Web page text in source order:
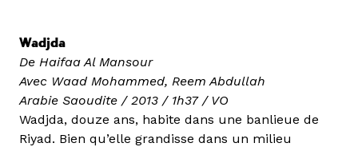
Wadjda
De Haifaa Al Mansour
Avec Waad Mohammed, Reem Abdullah
Arabie Saoudite / 2013 / 1h37 / VO
Wadjda, douze ans, habite dans une banlieue de
Riyad. Bien qu’elle grandisse dans un milieu